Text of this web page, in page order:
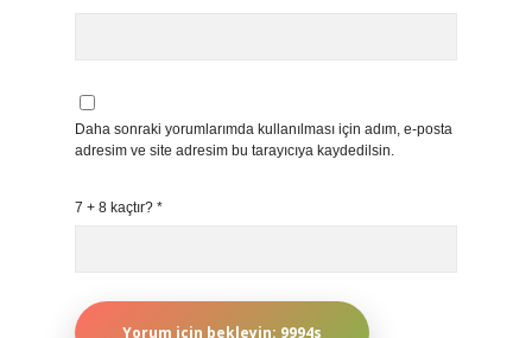
Daha sonraki yorumlarımda kullanılması için adım, e-posta
adresim ve site adresim bu tarayıcıya kaydedilsin.
7 + 8 kaçtır? *